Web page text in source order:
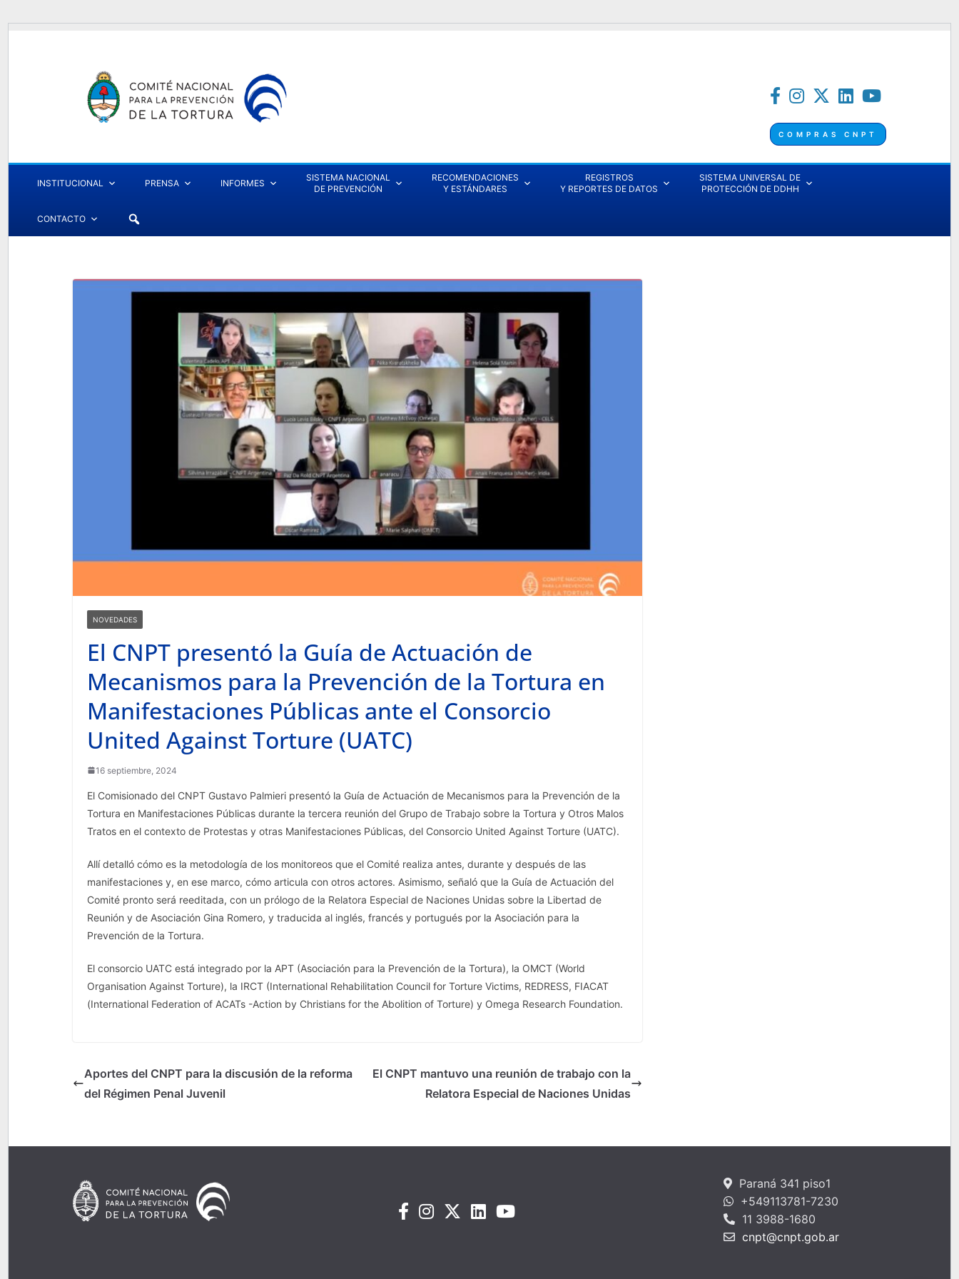
COMPRAS CNPT
INSTITUCIONAL PRENSA INFORMES
SISTEMA NACIONAL
DE PREVENCIÓN
RECOMENDACIONES
Y ESTÁNDARES
REGISTROS
Y REPORTES DE DATOS
SISTEMA UNIVERSAL DE
PROTECCIÓN DE DDHH
CONTACTO
NOVEDADES
El CNPT presentó la Guía de Actuación de
Mecanismos para la Prevención de la Tortura en
Manifestaciones Públicas ante el Consorcio
United Against Torture (UATC)
16 septiembre, 2024
El Comisionado del CNPT Gustavo Palmieri presentó la Guía de Actuación de Mecanismos para la Prevención de la
Tortura en Manifestaciones Públicas durante la tercera reunión del Grupo de Trabajo sobre la Tortura y Otros Malos
Tratos en el contexto de Protestas y otras Manifestaciones Públicas, del Consorcio United Against Torture (UATC).
Allí detalló cómo es la metodología de los monitoreos que el Comité realiza antes, durante y después de las
manifestaciones y, en ese marco, cómo articula con otros actores. Asimismo, señaló que la Guía de Actuación del
Comité pronto será reeditada, con un prólogo de la Relatora Especial de Naciones Unidas sobre la Libertad de
Reunión y de Asociación Gina Romero, y traducida al inglés, francés y portugués por la Asociación para la
Prevención de la Tortura.
El consorcio UATC está integrado por la APT (Asociación para la Prevención de la Tortura), la OMCT (World
Organisation Against Torture), la IRCT (International Rehabilitation Council for Torture Victims, REDRESS, FIACAT
(International Federation of ACATs -Action by Christians for the Abolition of Torture) y Omega Research Foundation.
Aportes del CNPT para la discusión de la reforma
del Régimen Penal Juvenil
El CNPT mantuvo una reunión de trabajo con la
Relatora Especial de Naciones Unidas
Paraná 341 piso1
+549113781-7230
11 3988-1680
cnpt@cnpt.gob.ar